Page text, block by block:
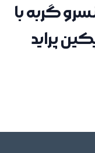
گربه با
پراید